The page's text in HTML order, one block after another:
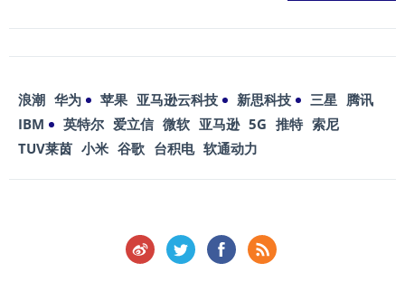
浪潮 华为 苹果 亚马逊云科技 新思科技 三星 腾讯
IBM
英特尔 爱立信 微软 亚马逊 5G 推特 索尼
TUV莱茵 小米 谷歌 台积电 软通动力